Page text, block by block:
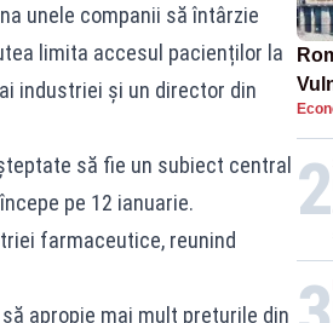
unele companii să întârzie
limita accesul pacienților la
industriei și un director din
să fie un subiect central
pe 12 ianuarie.
farmaceutice, reunind
apropie mai mult prețurile din
2